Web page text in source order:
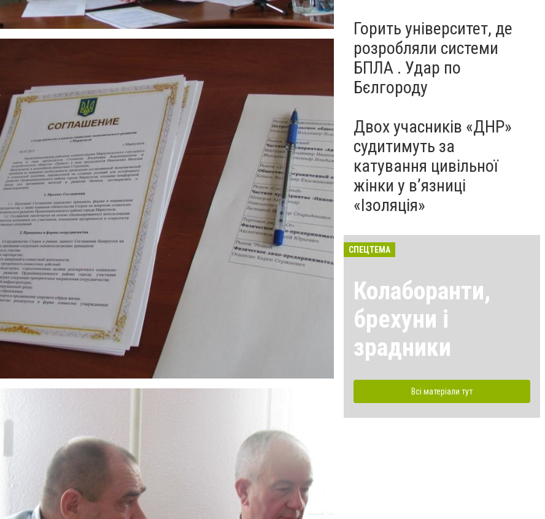
Горить університет, де
розробляли системи
БПЛА . Удар по
Бєлгороду
Двох учасників «ДНР»
судитимуть за
катування цивільної
жінки у в’язниці
«Ізоляція»
СПЕЦТЕМА
Колаборанти,
брехуни і
зрадники
Всі матеріали тут